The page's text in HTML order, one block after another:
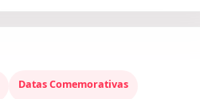
Datas Comemorativas